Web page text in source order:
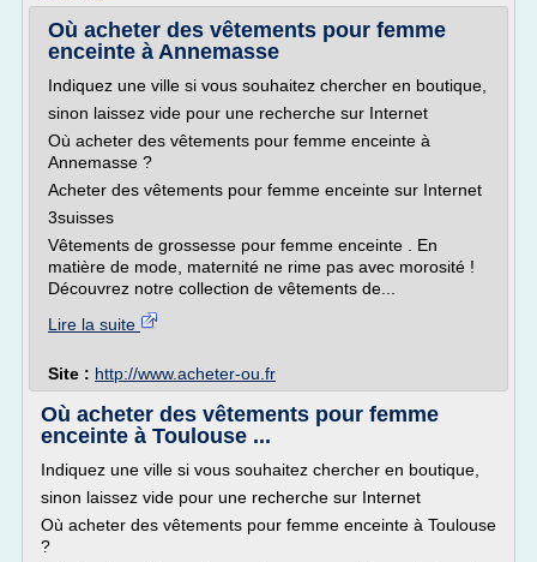
Où acheter des vêtements pour femme
enceinte à Annemasse
Indiquez une ville si vous souhaitez chercher en boutique,
sinon laissez vide pour une recherche sur Internet
Où acheter des vêtements pour femme enceinte à
Annemasse ?
Acheter des vêtements pour femme enceinte sur Internet
3suisses
Vêtements de grossesse pour femme enceinte . En
matière de mode, maternité ne rime pas avec morosité !
Découvrez notre collection de vêtements de...
Lire la suite
Site : http://www.acheter-ou.fr
Où acheter des vêtements pour femme
enceinte à Toulouse ...
Indiquez une ville si vous souhaitez chercher en boutique,
sinon laissez vide pour une recherche sur Internet
Où acheter des vêtements pour femme enceinte à Toulouse
?